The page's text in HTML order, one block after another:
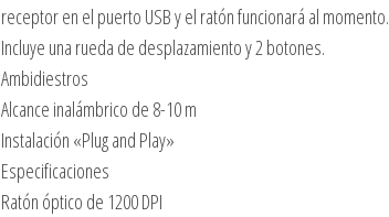
receptor en el puerto USB y el ratón funcionará al momento.
Incluye una rueda de desplazamiento y 2 botones.
Ambidiestros
Alcance inalámbrico de 8-10 m
Instalación «Plug and Play»
Especificaciones
Ratón óptico de 1200 DPI